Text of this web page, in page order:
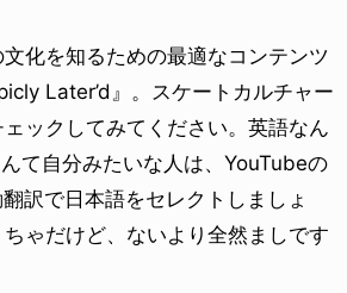
化を知るための最適なコンテンツ
Later’d』。スケートカルチャー
ックしてみてください。英語なん
て自分みたいな人は、YouTubeの
訳で日本語をセレクトしましょ
ゃだけど、ないより全然ましです